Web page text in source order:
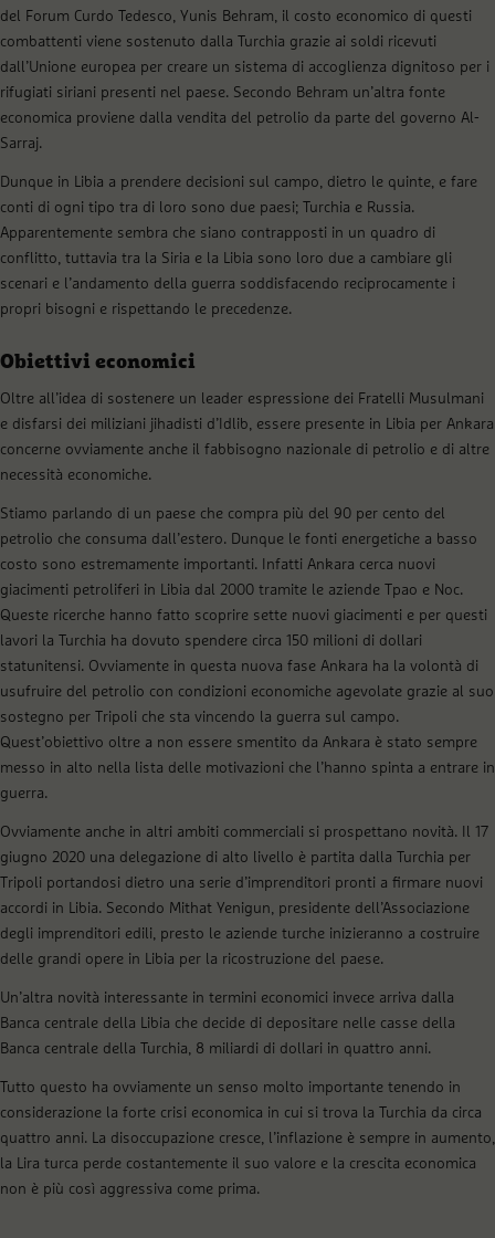
del Forum Curdo Tedesco, Yunis Behram, il costo economico di questi
combattenti viene sostenuto dalla Turchia grazie ai soldi ricevuti
dall’Unione europea per creare un sistema di accoglienza dignitoso per i
rifugiati siriani presenti nel paese. Secondo Behram un’altra fonte
economica proviene dalla vendita del petrolio da parte del governo Al-
Sarraj.
Dunque in Libia a prendere decisioni sul campo, dietro le quinte, e fare
conti di ogni tipo tra di loro sono due paesi; Turchia e Russia.
Apparentemente sembra che siano contrapposti in un quadro di
conflitto, tuttavia tra la Siria e la Libia sono loro due a cambiare gli
scenari e l’andamento della guerra soddisfacendo reciprocamente i
propri bisogni e rispettando le precedenze.
Obiettivi economici
Oltre all’idea di sostenere un leader espressione dei Fratelli Musulmani
e disfarsi dei miliziani jihadisti d’Idlib, essere presente in Libia per Ankara
concerne ovviamente anche il fabbisogno nazionale di petrolio e di altre
necessità economiche.
Stiamo parlando di un paese che compra più del 90 per cento del
petrolio che consuma dall’estero. Dunque le fonti energetiche a basso
costo sono estremamente importanti. Infatti Ankara cerca nuovi
giacimenti petroliferi in Libia dal 2000 tramite le aziende Tpao e Noc.
Queste ricerche hanno fatto scoprire sette nuovi giacimenti e per questi
lavori la Turchia ha dovuto spendere circa 150 milioni di dollari
statunitensi. Ovviamente in questa nuova fase Ankara ha la volontà di
usufruire del petrolio con condizioni economiche agevolate grazie al suo
sostegno per Tripoli che sta vincendo la guerra sul campo.
Quest’obiettivo oltre a non essere smentito da Ankara è stato sempre
messo in alto nella lista delle motivazioni che l’hanno spinta a entrare in
guerra.
Ovviamente anche in altri ambiti commerciali si prospettano novità. Il 17
giugno 2020 una delegazione di alto livello è partita dalla Turchia per
Tripoli portandosi dietro una serie d’imprenditori pronti a firmare nuovi
accordi in Libia. Secondo Mithat Yenigun, presidente dell’Associazione
degli imprenditori edili, presto le aziende turche inizieranno a costruire
delle grandi opere in Libia per la ricostruzione del paese.
Un’altra novità interessante in termini economici invece arriva dalla
Banca centrale della Libia che decide di depositare nelle casse della
Banca centrale della Turchia, 8 miliardi di dollari in quattro anni.
Tutto questo ha ovviamente un senso molto importante tenendo in
considerazione la forte crisi economica in cui si trova la Turchia da circa
quattro anni. La disoccupazione cresce, l’inflazione è sempre in aumento,
la Lira turca perde costantemente il suo valore e la crescita economica
non è più così aggressiva come prima.